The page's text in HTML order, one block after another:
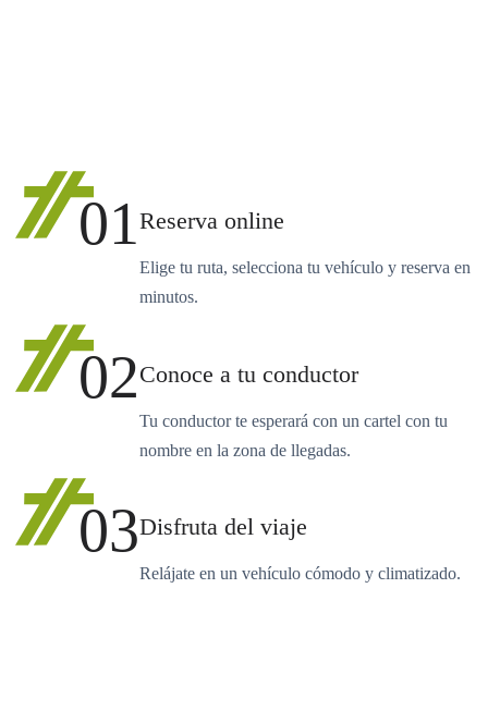
01Reserva online
Elige tu ruta, selecciona tu vehículo y reserva en
minutos.
02Conoce a tu conductor
Tu conductor te esperará con un cartel con tu
nombre en la zona de llegadas.
03Disfruta del viaje
Relájate en un vehículo cómodo y climatizado.